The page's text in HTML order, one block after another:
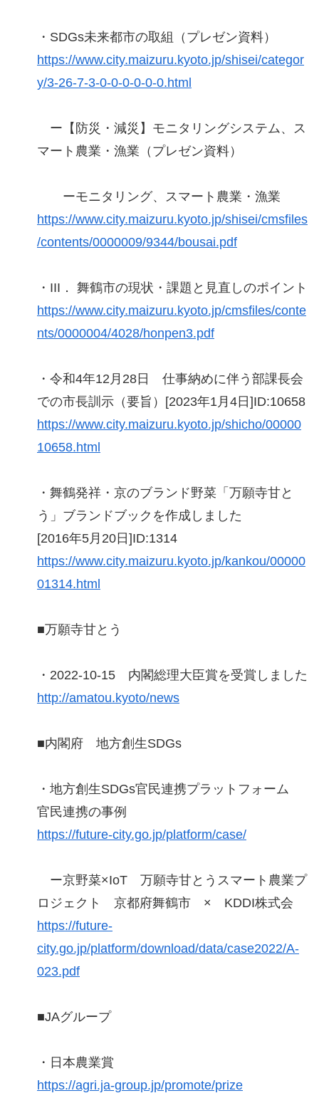
・SDGs未来都市の取組（プレゼン資料）
https://www.city.maizuru.kyoto.jp/shisei/categor
y/3-26-7-3-0-0-0-0-0-0.html
ー【防災・減災】モニタリングシステム、ス
マート農業・漁業（プレゼン資料）
ーモニタリング、スマート農業・漁業
https://www.city.maizuru.kyoto.jp/shisei/cmsfiles
/contents/0000009/9344/bousai.pdf
・III． 舞鶴市の現状・課題と⾒直しのポイント
https://www.city.maizuru.kyoto.jp/cmsfiles/conte
nts/0000004/4028/honpen3.pdf
・令和4年12月28日 仕事納めに伴う部課長会
での市長訓示（要旨）[2023年1月4日]ID:10658
https://www.city.maizuru.kyoto.jp/shicho/00000
10658.html
・舞鶴発祥・京のブランド野菜「万願寺甘と
う」ブランドブックを作成しました
[2016年5月20日]ID:1314
https://www.city.maizuru.kyoto.jp/kankou/00000
01314.html
■万願寺甘とう
・2022-10-15 内閣総理大臣賞を受賞しました
http://amatou.kyoto/news
■内閣府 地方創生SDGs
・地方創生SDGs官民連携プラットフォーム
官民連携の事例
https://future-city.go.jp/platform/case/
ー京野菜×IoT 万願寺甘とうスマート農業プ
ロジェクト 京都府舞鶴市 × KDDI株式会
https://future-
city.go.jp/platform/download/data/case2022/A-
023.pdf
■JAグループ
・日本農業賞
https://agri.ja-group.jp/promote/prize